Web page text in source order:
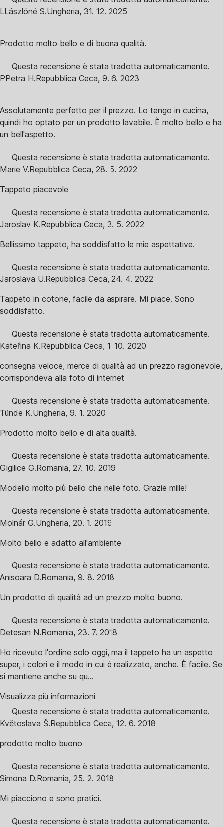
LLászlóné S.Ungheria, 31. 12. 2025
Prodotto molto bello e di buona qualità.
Questa recensione è stata tradotta automaticamente.
PPetra H.Repubblica Ceca, 9. 6. 2023
Assolutamente perfetto per il prezzo. Lo tengo in cucina,
quindi ho optato per un prodotto lavabile. È molto bello e ha
un bell'aspetto.
Questa recensione è stata tradotta automaticamente.
Marie V.Repubblica Ceca, 28. 5. 2022
Tappeto piacevole
Questa recensione è stata tradotta automaticamente.
Jaroslav K.Repubblica Ceca, 3. 5. 2022
Bellissimo tappeto, ha soddisfatto le mie aspettative.
Questa recensione è stata tradotta automaticamente.
Jaroslava U.Repubblica Ceca, 24. 4. 2022
Tappeto in cotone, facile da aspirare. Mi piace. Sono
soddisfatto.
Questa recensione è stata tradotta automaticamente.
Kateřina K.Repubblica Ceca, 1. 10. 2020
consegna veloce, merce di qualità ad un prezzo ragionevole,
corrispondeva alla foto di internet
Questa recensione è stata tradotta automaticamente.
Tünde K.Ungheria, 9. 1. 2020
Prodotto molto bello e di alta qualità.
Questa recensione è stata tradotta automaticamente.
Gigilice G.Romania, 27. 10. 2019
Modello molto più bello che nelle foto. Grazie mille!
Questa recensione è stata tradotta automaticamente.
Molnár G.Ungheria, 20. 1. 2019
Molto bello e adatto all'ambiente
Questa recensione è stata tradotta automaticamente.
Anisoara D.Romania, 9. 8. 2018
Un prodotto di qualità ad un prezzo molto buono.
Questa recensione è stata tradotta automaticamente.
Detesan N.Romania, 23. 7. 2018
Ho ricevuto l'ordine solo oggi, ma il tappeto ha un aspetto
super, i colori e il modo in cui è realizzato, anche. È facile. Se
si mantiene anche su qu...
Visualizza più informazioni
Questa recensione è stata tradotta automaticamente.
Květoslava Š.Repubblica Ceca, 12. 6. 2018
prodotto molto buono
Questa recensione è stata tradotta automaticamente.
Simona D.Romania, 25. 2. 2018
Mi piacciono e sono pratici.
Questa recensione è stata tradotta automaticamente.